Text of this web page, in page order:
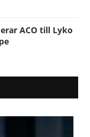
ACO till Lyko